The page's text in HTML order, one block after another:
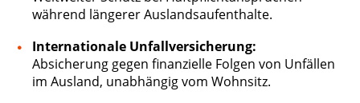
während längerer Auslandsaufenthalte.
Internationale Unfallversicherung:
Absicherung gegen finanzielle Folgen von Unfällen
im Ausland, unabhängig vom Wohnsitz.